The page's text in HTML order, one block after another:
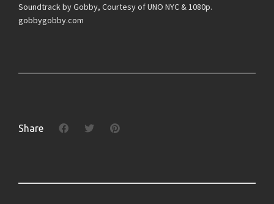
Soundtrack by Gobby, Courtesy of UNO NYC & 1080p.
gobbygobby.com
Share